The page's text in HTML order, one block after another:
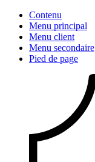
Contenu
Menu principal
Menu client
Menu secondaire
Pied de page